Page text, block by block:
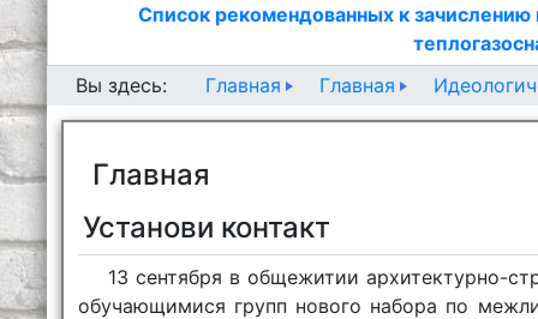
Список рекомендованных к
Вы здесь:
Главная Главная
Главная
Установи контакт
13 сентября в общежитии архитектурно-
обучающимися групп нового набора по